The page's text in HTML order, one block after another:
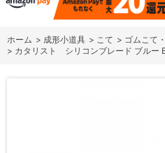
ホーム > 成形小道具 > こて > ゴムこて
> カタリスト シリコンブレード ブル